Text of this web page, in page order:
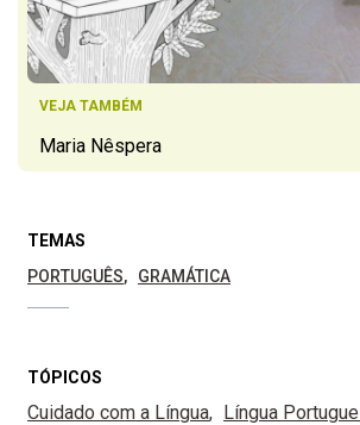
VEJA TAMBÉM
Maria Nêspera
TEMAS
PORTUGUÊS
GRAMÁTICA
TÓPICOS
Cuidado com a Língua Língua